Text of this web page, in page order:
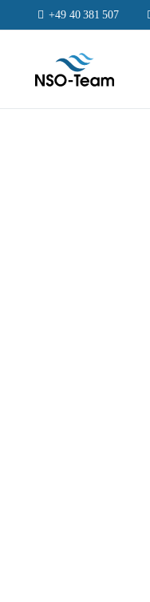
+49 40 381 507